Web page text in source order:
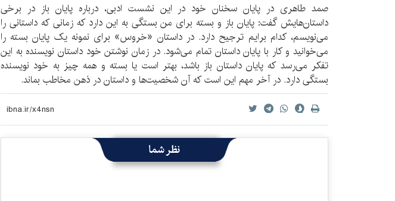
صمد طاهری در پایان سخنان خود در این نشست ادبی، درباره پایان باز در برخی
داستان‌هایش گفت: پایان باز و بسته برای من بستگی به این دارد که زمانی که داستانی را
می‌نویسم، کدام برایم ترجیح دارد. در داستان «خروس» برای نمونه یک پایان بسته را
می‌خوانید و کار با پایان داستان تمام می‌شود. در زمان نوشتن خود داستان نویسنده به این
تفکر می‌رسد که پایان داستان باز باشد، بهتر است یا بسته و همه چیز به خود نویسنده
بستگی دارد. در آخر مهم این است که آن شخصیت‌ها و داستان در ذهن مخاطب بماند.
نظر شما